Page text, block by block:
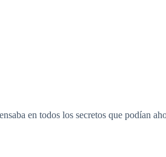
en todos los secretos que podían